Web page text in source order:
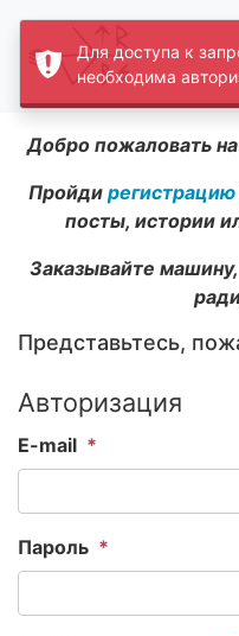
Добро пожаловать
Пройди регистрацию
посты, истории
Заказывайте
Представьтесь,
Авторизация
E-mail
Пароль
Для доступа к
необходима